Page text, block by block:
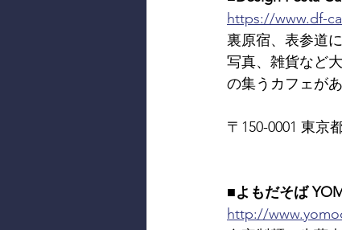
https://www.df-
裏原宿、表参道
写真、雑貨など
の集うカフェがあ
〒150-0001 東京
■よもだそば
http://